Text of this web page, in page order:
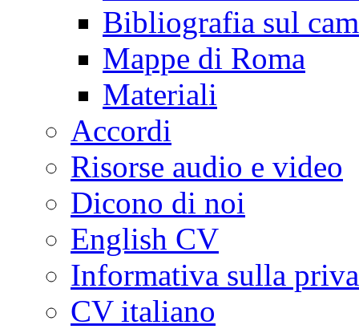
Bibliografia sul
Mappe di Roma
Materiali
Accordi
Risorse audio e video
Dicono di noi
English CV
Informativa sulla
CV italiano